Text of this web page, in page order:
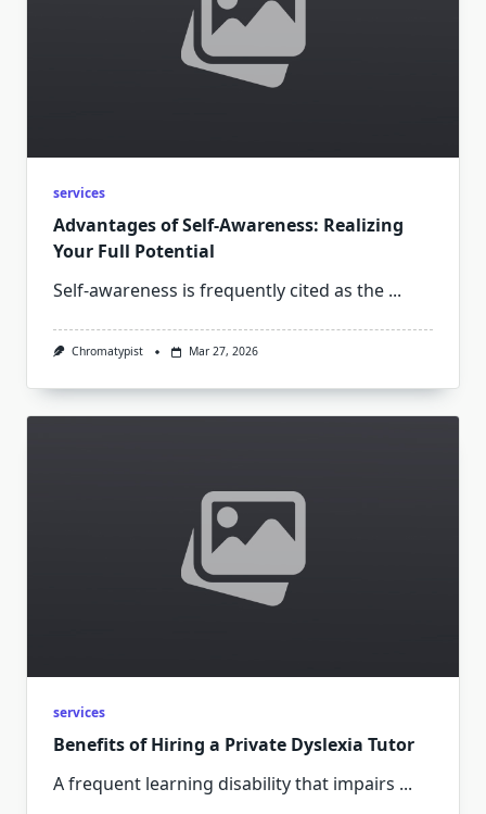
services
Advantages of Self-Awareness: Realizing
Your Full Potential
Self-awareness is frequently cited as the ...
Chromatypist Mar 27, 2026
services
Benefits of Hiring a Private Dyslexia Tutor
A frequent learning disability that impairs ...